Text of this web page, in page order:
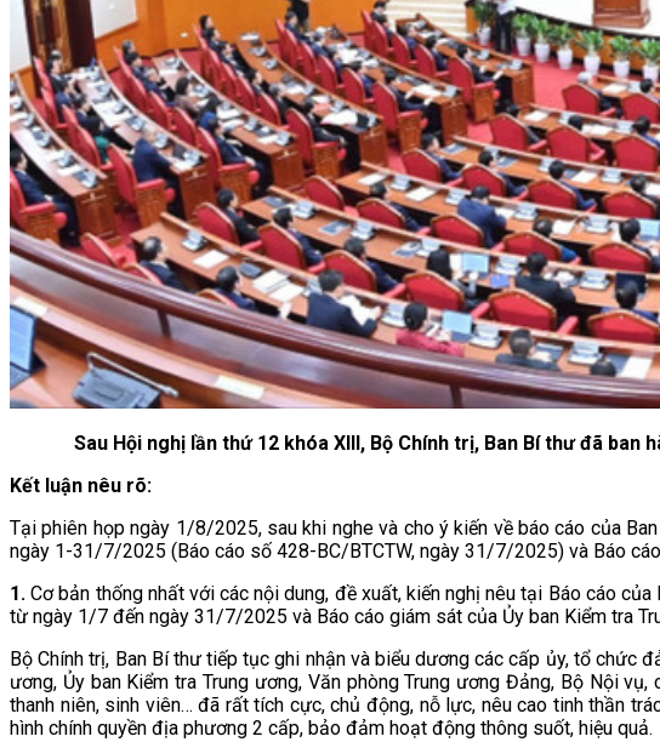
Sau Hội nghị lần thứ 12 khóa XIII, Bộ Chính trị, Ban Bí thư đã
Kết luận nêu rõ:
Tại phiên họp ngày 1/8/2025, sau khi nghe và cho ý kiến về báo cáo của
ngày 1-31/7/2025 (Báo cáo số 428-BC/BTCTW, ngày 31/7/2025) và Báo
1. Cơ bản thống nhất với các nội dung, đề xuất, kiến nghị nêu tại Báo cáo
từ ngày 1/7 đến ngày 31/7/2025 và Báo cáo giám sát của Ủy ban Kiểm tra
Bộ Chính trị, Ban Bí thư tiếp tục ghi nhận và biểu dương các cấp ủy, tổ chức
ương, Ủy ban Kiểm tra Trung ương, Văn phòng Trung ương Đảng, Bộ Nội
thanh niên, sinh viên… đã rất tích cực, chủ động, nỗ lực, nêu cao tinh thần
hình chính quyền địa phương 2 cấp, bảo đảm hoạt động thông suốt, hiệu quả.